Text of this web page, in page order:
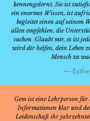
kennengelernt. Sie ist
ein enormes Wissen, ist
begleitet einen auf seinem
allen empfehlen, die
suchen. Glaubt mir, es ist
wird dir helfen, dein Leben
Mensch zu
—
Gem ist eine Lehrperson
Informationen klar und
Leidenschaft ihr